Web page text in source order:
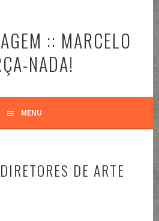
:: MARCELO
NADA!
MENU
DE ARTE